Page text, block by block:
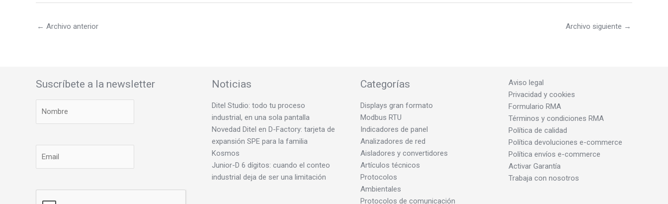
← Archivo anterior Archivo siguiente →
Suscríbete a la newsletter Noticias
Ditel Studio: todo tu proceso
industrial, en una sola pantalla
Novedad Ditel en D-Factory: tarjeta de
expansión SPE para la familia
Kosmos
Junior-D 6 dígitos: cuando el conteo
industrial deja de ser una limitación
Categorías
Displays gran formato
Modbus RTU
Indicadores de panel
Analizadores de red
Aisladores y convertidores
Artículos técnicos
Protocolos
Ambientales
Protocolos de comunicación
Aviso legal
Privacidad y cookies
Formulario RMA
Términos y condiciones RMA
Política de calidad
Política devoluciones e-commerce
Política envíos e-commerce
Activar Garantía
Trabaja con nosotros